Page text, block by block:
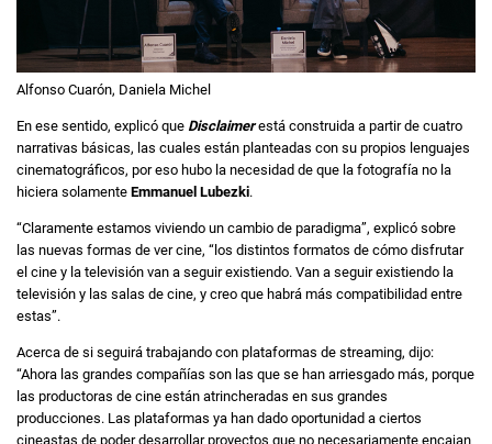
Alfonso Cuarón, Daniela Michel
En ese sentido, explicó que Disclaimerestá construida a partir de cuatro
narrativas básicas, las cuales están planteadas con su propios lenguajes
cinematográficos, por eso hubo la necesidad de que la fotografía no la
hiciera solamente Emmanuel Lubezki.
“Claramente estamos viviendo un cambio de paradigma”, explicó sobre
las nuevas formas de ver cine, “los distintos formatos de cómo disfrutar
el cine y la televisión van a seguir existiendo. Van a seguir existiendo la
televisión y las salas de cine, y creo que habrá más compatibilidad entre
estas”.
Acerca de si seguirá trabajando con plataformas de streaming, dijo:
“Ahora las grandes compañías son las que se han arriesgado más, porque
las productoras de cine están atrincheradas en sus grandes
producciones. Las plataformas ya han dado oportunidad a ciertos
cineastas de poder desarrollar proyectos que no necesariamente encajan